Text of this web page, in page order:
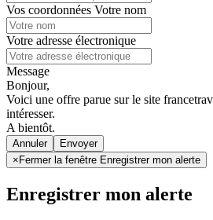
Vos coordonnées Votre nom
Votre adresse électronique
Message
Bonjour,
Voici une offre parue sur le site
intéresser.
A bientôt.
Annuler
× Fermer la fenêtre Enregistrer mon alerte
Enregistrer mon alerte